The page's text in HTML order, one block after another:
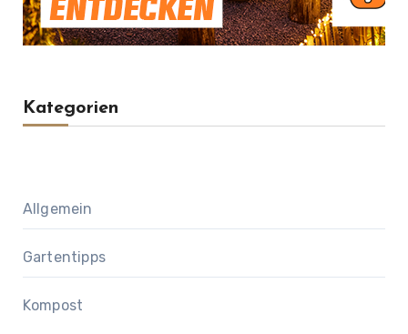
Kategorien
Allgemein
Gartentipps
Kompost